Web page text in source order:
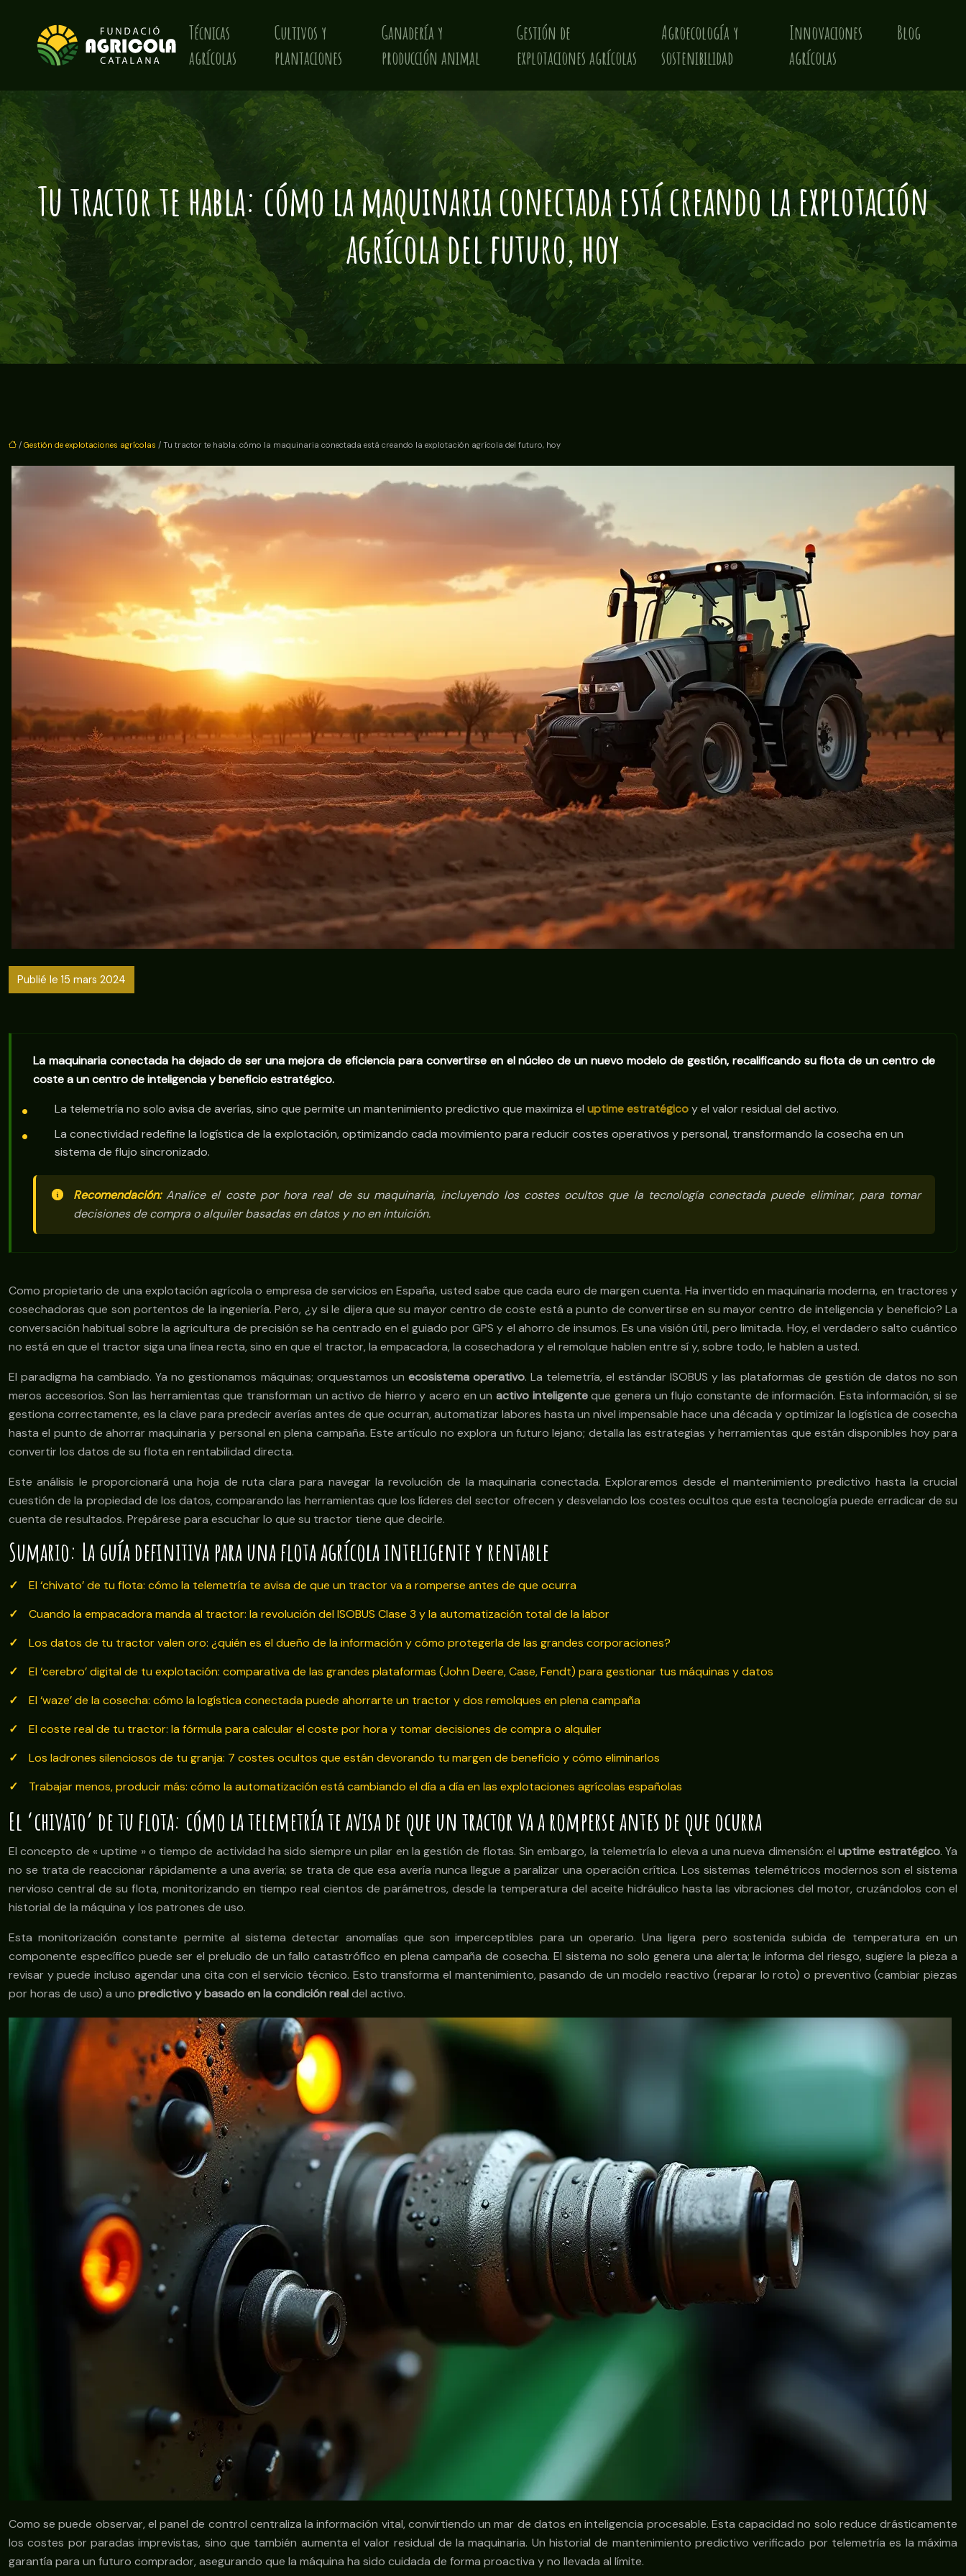
Técnicas
agrícolas
Cultivos y
plantaciones
Ganadería y
producción animal
Gestión de
explotaciones agrícolas
Agroecología y
sostenibilidad
Innovaciones
agrícolas
Blog
Tu tractor te habla: cómo la maquinaria conectada está creando la explotación
agrícola del futuro, hoy
/ Gestión de explotaciones agrícolas / Tu tractor te habla: cómo la maquinaria conectada está creando la explotación agrícola del futuro, hoy
Publié le 15 mars 2024
La maquinaria conectada ha dejado de ser una mejora de eficiencia para convertirse en el núcleo de un nuevo modelo de gestión, recalificando su flota de un centro de
coste a un centro de inteligencia y beneficio estratégico.
La telemetría no solo avisa de averías, sino que permite un mantenimiento predictivo que maximiza el uptime estratégicoy el valor residual del activo.
La conectividad redefine la logística de la explotación, optimizando cada movimiento para reducir costes operativos y personal, transformando la cosecha en un
sistema de flujo sincronizado.
Recomendación:Analice el coste por hora real de su maquinaria, incluyendo los costes ocultos que la tecnología conectada puede eliminar, para tomar
decisiones de compra o alquiler basadas en datos y no en intuición.
Como propietario de una explotación agrícola o empresa de servicios en España, usted sabe que cada euro de margen cuenta. Ha invertido en maquinaria moderna, en tractores y
cosechadoras que son portentos de la ingeniería. Pero, ¿y si le dijera que su mayor centro de coste está a punto de convertirse en su mayor centro de inteligencia y beneficio? La
conversación habitual sobre la agricultura de precisión se ha centrado en el guiado por GPS y el ahorro de insumos. Es una visión útil, pero limitada. Hoy, el verdadero salto cuántico
no está en que el tractor siga una línea recta, sino en que el tractor, la empacadora, la cosechadora y el remolque hablen entre sí y, sobre todo, le hablen a usted.
El paradigma ha cambiado. Ya no gestionamos máquinas; orquestamos un ecosistema operativo. La telemetría, el estándar ISOBUS y las plataformas de gestión de datos no son
meros accesorios. Son las herramientas que transforman un activo de hierro y acero en un activo inteligenteque genera un flujo constante de información. Esta información, si se
gestiona correctamente, es la clave para predecir averías antes de que ocurran, automatizar labores hasta un nivel impensable hace una década y optimizar la logística de cosecha
hasta el punto de ahorrar maquinaria y personal en plena campaña. Este artículo no explora un futuro lejano; detalla las estrategias y herramientas que están disponibles hoy para
convertir los datos de su flota en rentabilidad directa.
Este análisis le proporcionará una hoja de ruta clara para navegar la revolución de la maquinaria conectada. Exploraremos desde el mantenimiento predictivo hasta la crucial
cuestión de la propiedad de los datos, comparando las herramientas que los líderes del sector ofrecen y desvelando los costes ocultos que esta tecnología puede erradicar de su
cuenta de resultados. Prepárese para escuchar lo que su tractor tiene que decirle.
Sumario: La guía definitiva para una flota agrícola inteligente y rentable
El ‘chivato’ de tu flota: cómo la telemetría te avisa de que un tractor va a romperse antes de que ocurra
Cuando la empacadora manda al tractor: la revolución del ISOBUS Clase 3 y la automatización total de la labor
Los datos de tu tractor valen oro: ¿quién es el dueño de la información y cómo protegerla de las grandes corporaciones?
El ‘cerebro’ digital de tu explotación: comparativa de las grandes plataformas (John Deere, Case, Fendt) para gestionar tus máquinas y datos
El ‘waze’ de la cosecha: cómo la logística conectada puede ahorrarte un tractor y dos remolques en plena campaña
El coste real de tu tractor: la fórmula para calcular el coste por hora y tomar decisiones de compra o alquiler
Los ladrones silenciosos de tu granja: 7 costes ocultos que están devorando tu margen de beneficio y cómo eliminarlos
Trabajar menos, producir más: cómo la automatización está cambiando el día a día en las explotaciones agrícolas españolas
El ‘chivato’ de tu flota: cómo la telemetría te avisa de que un tractor va a romperse antes de que ocurra
El concepto de « uptime » o tiempo de actividad ha sido siempre un pilar en la gestión de flotas. Sin embargo, la telemetría lo eleva a una nueva dimensión: eluptime estratégico. Ya
no se trata de reaccionar rápidamente a una avería; se trata de que esa avería nunca llegue a paralizar una operación crítica. Los sistemas telemétricos modernos son el sistema
nervioso central de su flota, monitorizando en tiempo real cientos de parámetros, desde la temperatura del aceite hidráulico hasta las vibraciones del motor, cruzándolos con el
historial de la máquina y los patrones de uso.
Esta monitorización constante permite al sistema detectar anomalías que son imperceptibles para un operario. Una ligera pero sostenida subida de temperatura en un
componente específico puede ser el preludio de un fallo catastrófico en plena campaña de cosecha. El sistema no solo genera una alerta; le informa del riesgo, sugiere la pieza a
revisar y puede incluso agendar una cita con el servicio técnico. Esto transforma el mantenimiento, pasando de un modelo reactivo (reparar lo roto) o preventivo (cambiar piezas
por horas de uso) a uno predictivo y basado en la condición realdel activo.
Como se puede observar, el panel de control centraliza la información vital, convirtiendo un mar de datos en inteligencia procesable. Esta capacidad no solo reduce drásticamente
los costes por paradas imprevistas, sino que también aumenta el valor residual de la maquinaria. Un historial de mantenimiento predictivo verificado por telemetría es la máxima
garantía para un futuro comprador, asegurando que la máquina ha sido cuidada de forma proactiva y no llevada al límite.